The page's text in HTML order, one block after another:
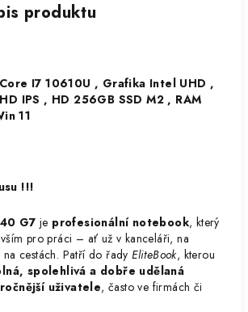
produktu
I7 10610U , Grafika Intel UHD ,
IPS , HD 256GB SSD M2 , RAM
11
!!!
G7 je profesionální notebook, který
pro práci – ať už v kanceláři, na
cestách. Patří do řadyEliteBook, kterou
spolehlivá a dobře udělaná
uživatele, často ve firmách či